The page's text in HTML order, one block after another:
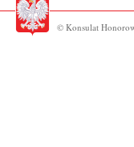
© Konsulat